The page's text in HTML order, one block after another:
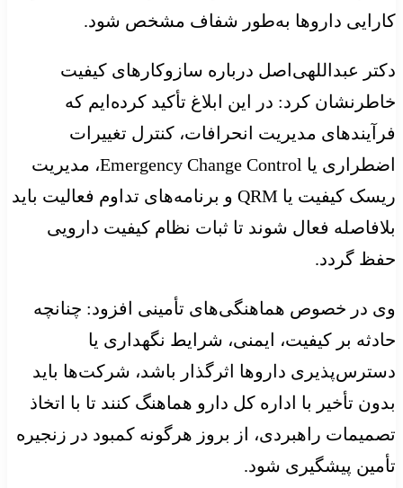
کارایی داروها به‌طور شفاف مشخص شود.
دکتر عبداللهی‌اصل درباره سازوکارهای کیفیت
خاطرنشان کرد: در این ابلاغ تأکید کرده‌ایم که
فرآیندهای مدیریت انحرافات، کنترل تغییرات
اضطراری یا Emergency Change Control، مدیریت
ریسک کیفیت یا QRM و برنامه‌های تداوم فعالیت باید
بلافاصله فعال شوند تا ثبات نظام کیفیت دارویی
حفظ گردد.
وی در خصوص هماهنگی‌های تأمینی افزود: چنانچه
حادثه بر کیفیت، ایمنی، شرایط نگهداری یا
دسترس‌پذیری داروها اثرگذار باشد، شرکت‌ها باید
بدون تأخیر با اداره کل دارو هماهنگ کنند تا با اتخاذ
تصمیمات راهبردی، از بروز هرگونه کمبود در زنجیره
تأمین پیشگیری شود.